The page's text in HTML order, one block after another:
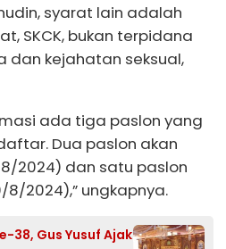
syarat lain adalah
SKCK, bukan terpidana
dan kejahatan seksual,
ada tiga paslon yang
Dua paslon akan
2024) dan satu paslon
2024),” ungkapnya.
38, Gus Yusuf Ajak